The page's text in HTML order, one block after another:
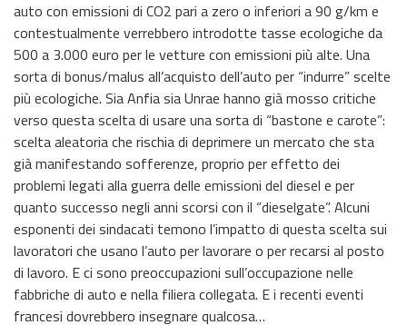
auto con emissioni di CO2 pari a zero o inferiori a 90 g/km e
contestualmente verrebbero introdotte tasse ecologiche da
500 a 3.000 euro per le vetture con emissioni più alte. Una
sorta di bonus/malus all’acquisto dell’auto per “indurre” scelte
più ecologiche. Sia Anfia sia Unrae hanno già mosso critiche
verso questa scelta di usare una sorta di “bastone e carote”:
scelta aleatoria che rischia di deprimere un mercato che sta
già manifestando sofferenze, proprio per effetto dei
problemi legati alla guerra delle emissioni del diesel e per
quanto successo negli anni scorsi con il “dieselgate”. Alcuni
esponenti dei sindacati temono l’impatto di questa scelta sui
lavoratori che usano l’auto per lavorare o per recarsi al posto
di lavoro. E ci sono preoccupazioni sull’occupazione nelle
fabbriche di auto e nella filiera collegata. E i recenti eventi
francesi dovrebbero insegnare qualcosa…